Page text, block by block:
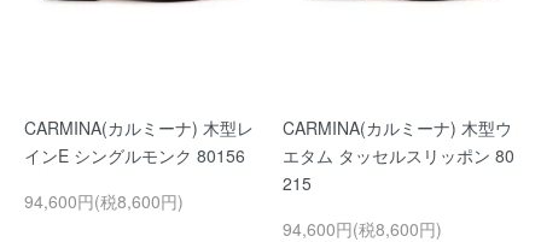
CARMINA(カルミーナ) 木型レ
インE シングルモンク 80156
94,600円(税8,600円)
CARMINA(カルミーナ) 木型ウ
エタム タッセルスリッポン 80
215
94,600円(税8,600円)